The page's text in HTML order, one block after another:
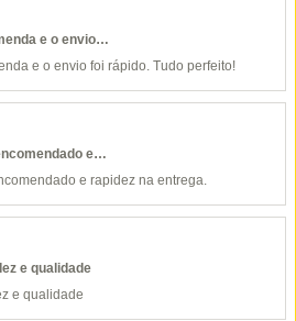
e o envio…
e o envio foi rápido. Tudo perfeito!
e…
e rapidez na entrega.
e qualidade
e qualidade